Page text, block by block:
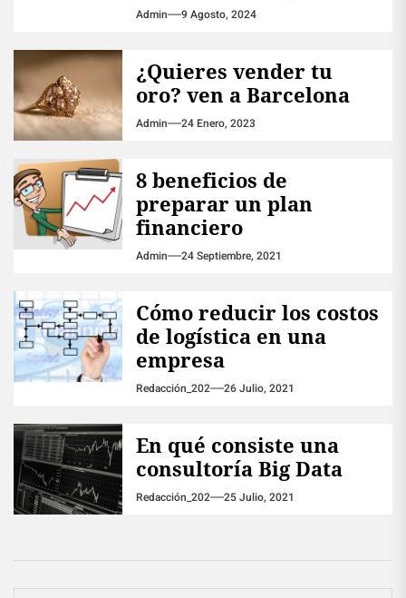
Admin 9 Agosto, 2024
¿Quieres vender tu
oro? ven a Barcelona
Admin 24 Enero, 2023
8 beneficios de
preparar un plan
financiero
Admin 24 Septiembre, 2021
Cómo reducir los costos
de logística en una
empresa
Redacción_202 26 Julio, 2021
En qué consiste una
consultoría Big Data
Redacción_202 25 Julio, 2021